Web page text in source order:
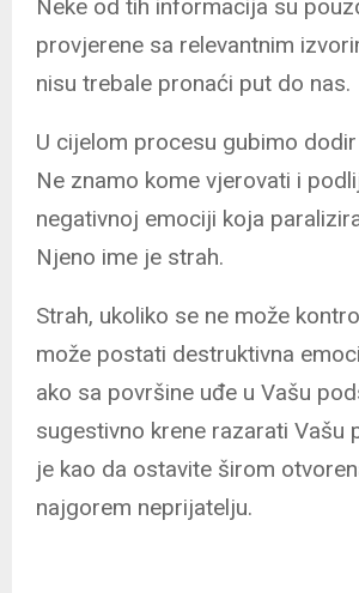
Neke od tih informacija su
provjerene sa relevantnim
nisu trebale pronaći put do nas.
U cijelom procesu gubimo
Ne znamo kome vjerovati i
negativnoj emociji koja
Njeno ime je strah.
Strah, ukoliko se ne može
može postati destruktivna
ako sa površine uđe u Vašu
sugestivno krene razarati Vašu
je kao da ostavite širom
najgorem neprijatelju.